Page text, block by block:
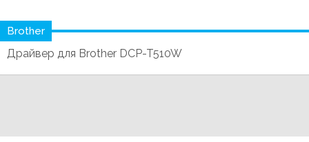
Brother
Драйвер для Brother DCP-T510W